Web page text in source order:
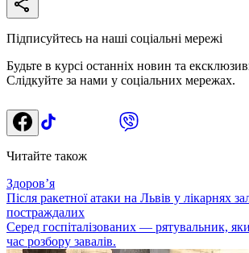
Підписуйтесь на наші соціальні мережі
Будьте в курсі останніх новин та
Слідкуйте за нами у соціальних мережах.
Читайте також
Здоровʼя
Після ракетної атаки на Львів у лікарнях
постраждалих
Серед госпіталізованих — рятувальник,
час розбору завалів.